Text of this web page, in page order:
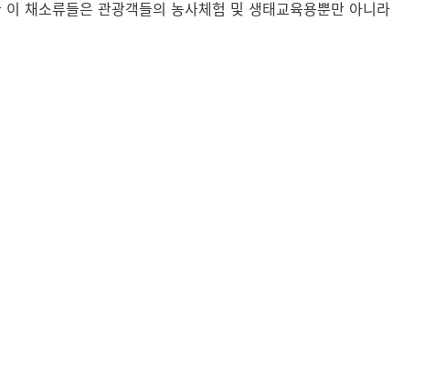
채소류들은 관광객들의 농사체험 및 생태교육용뿐만 아니라